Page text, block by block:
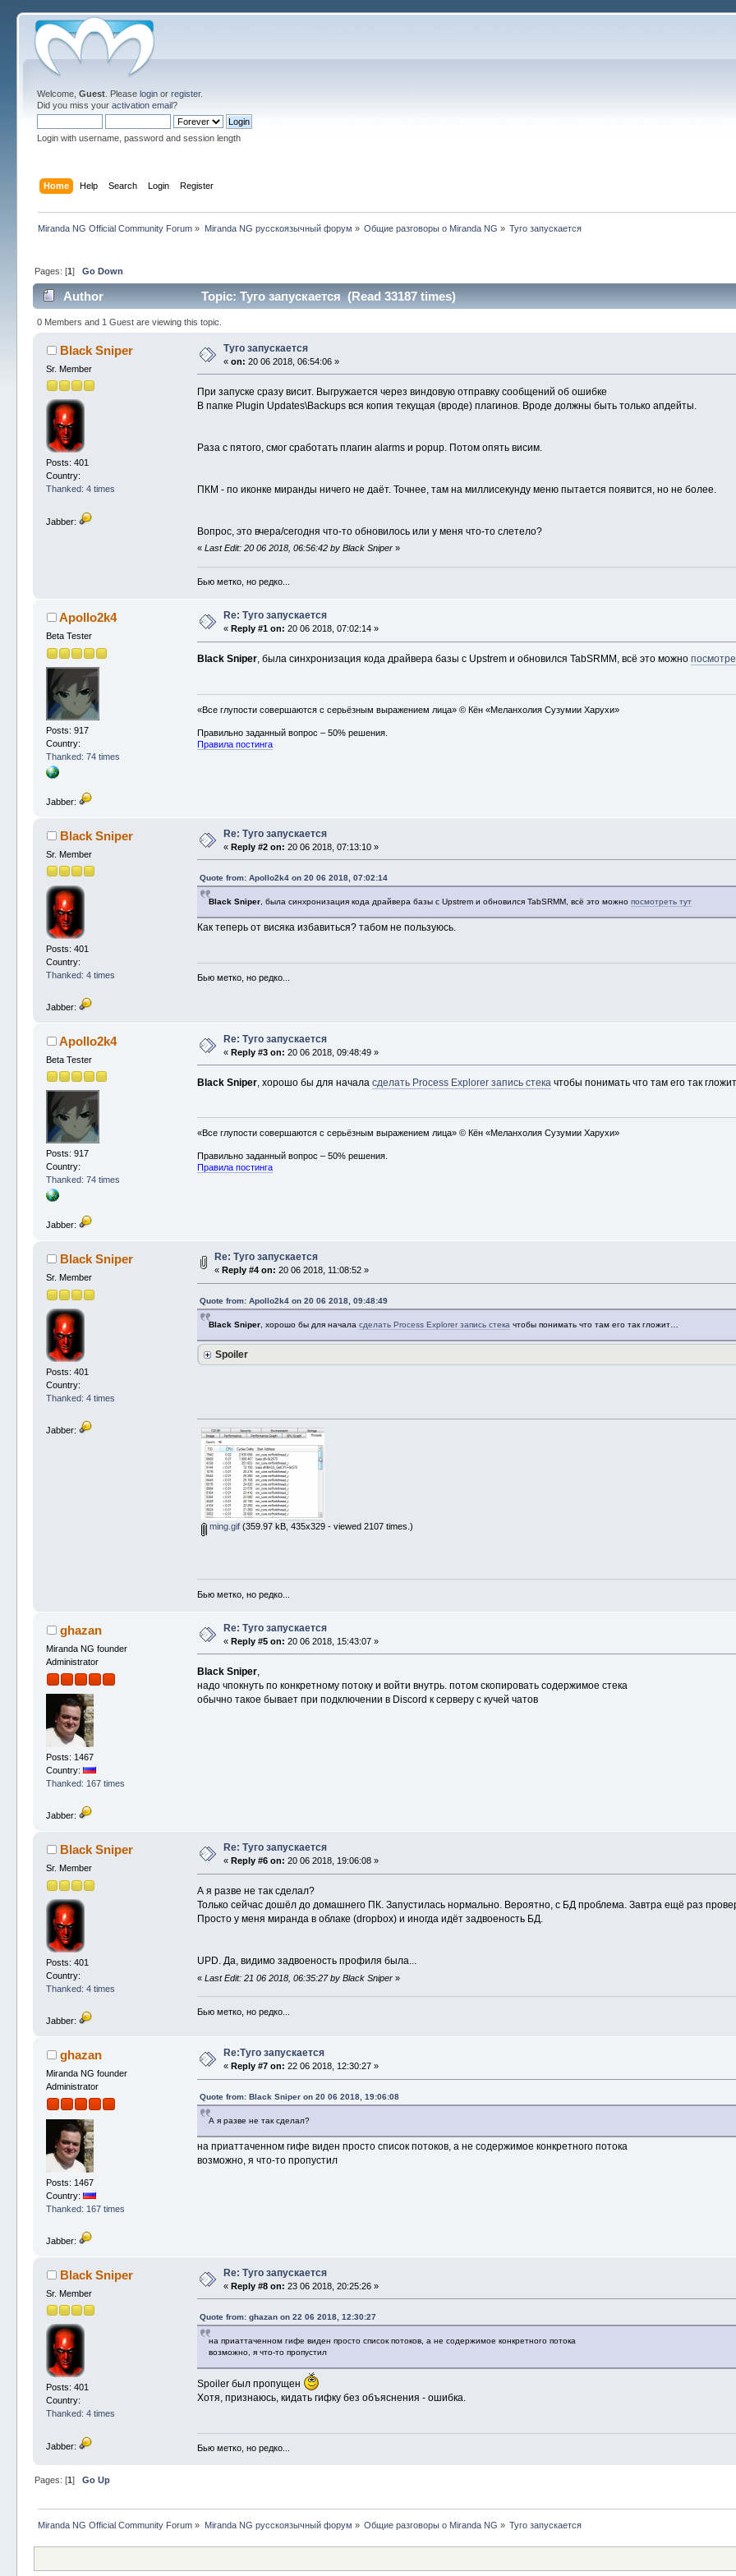
Welcome,Guest . Pleaselogin orregister.
Did you miss youractivation email?
Login with username, password and session length
Home Help Search Login Register
Miranda NG Official Community Forum » Miranda NG русскоязычный форум » Общие разговоры о Miranda NG » Туго запускается
Pages: [1]Go Down
Author Topic: Туго запускается (Read 33187 times)
0 Members and 1 Guest are viewing this topic.
Black Sniper
Sr. Member
Posts: 401
Country:
Thanked: 4 times
Jabber:
Туго запускается
«on: 20 06 2018, 06:54:06 »
При запуске сразу висит. Выгружается через виндовую отправку сообщений об ошибке
В папке Plugin Updates\Backups вся копия текущая (вроде) плагинов. Вроде должны быть только апдейты.
Раза с пятого, смог сработать плагин alarms и popup. Потом опять висим.
ПКМ - по иконке миранды ничего не даёт. Точнее, там на миллисекунду меню пытается появится, но не более.
Вопрос, это вчера/сегодня что-то обновилось или у меня что-то слетело?
« Last Edit: 20 06 2018, 06:56:42 by Black Sniper»
Бью метко, но редко...
Apollo2k4
Beta Tester
Posts: 917
Country:
Thanked: 74 times
Jabber:
Re: Туго запускается
« Reply #1 on: 20 06 2018, 07:02:14 »
Black Sniper, была синхронизация кода драйвера базы с Upstrem и обновился TabSRMM, всё это можно
«Все глупости совершаются с серьёзным выражением лица» © Кён «Меланхолия Сузумии Харухи»
Правильно заданный вопрос – 50% решения.
Правила постинга
Black Sniper
Sr. Member
Posts: 401
Country:
Thanked: 4 times
Jabber:
Re: Туго запускается
«Reply #2 on: 20 06 2018, 07:13:10 »
Quote from: Apollo2k4 on 20 06 2018, 07:02:14
Black Sniper, была синхронизация кода драйвера базы с Upstrem и обновился TabSRMM, всё это можно посмотреть тут
Как теперь от висяка избавиться? табом не пользуюсь.
Бью метко, но редко...
Apollo2k4
Beta Tester
Posts: 917
Country:
Thanked: 74 times
Jabber:
Re: Туго запускается
«Reply #3 on: 20 06 2018, 09:48:49 »
Black Sniper, хорошо бы для начала сделать Process Explorer запись стека чтобы понимать что там его так
«Все глупости совершаются с серьёзным выражением лица» © Кён «Меланхолия Сузумии Харухи»
Правильно заданный вопрос – 50% решения.
Правила постинга
Black Sniper
Sr. Member
Posts: 401
Country:
Thanked: 4 times
Jabber:
Re: Туго запускается
« Reply #4 on: 20 06 2018, 11:08:52 »
Quote from: Apollo2k4 on 20 06 2018, 09:48:49
Black Sniper, хорошо бы для начала сделать Process Explorer запись стекачтобы понимать что там его так гложит…
Spoiler
ming.gif (359.97 kB, 435x329 - viewed 2107 times.)
Бью метко, но редко...
ghazan
Miranda NG founder
Administrator
Posts: 1467
Country:
Thanked: 167 times
Jabber:
Re: Туго запускается
«Reply #5 on: 20 06 2018, 15:43:07 »
Black Sniper,
надо чпокнуть по конкретному потоку и войти внутрь. потом скопировать содержимое стека
обычно такое бывает при подключении в Discord к серверу с кучей чатов
Black Sniper
Sr. Member
Posts: 401
Country:
Thanked: 4 times
Jabber:
Re: Туго запускается
« Reply #6 on: 20 06 2018, 19:06:08 »
А я разве не так сделал?
Только сейчас дошёл до домашнего ПК. Запустилась нормально. Вероятно, с БД проблема. Завтра ещё раз
Просто у меня миранда в облаке (dropbox) и иногда идёт задвоеность БД.
UPD. Да, видимо задвоеность профиля была...
« Last Edit: 21 06 2018, 06:35:27 by Black Sniper»
Бью метко, но редко...
ghazan
Miranda NG founder
Administrator
Posts: 1467
Country:
Thanked: 167 times
Jabber:
Re:Туго запускается
«Reply #7 on: 22 06 2018, 12:30:27 »
Quote from: Black Sniper on 20 06 2018, 19:06:08
А я разве не так сделал?
на приаттаченном гифе виден просто список потоков, а не содержимое конкретного потока
возможно, я что-то пропустил
Black Sniper
Sr. Member
Posts: 401
Country:
Thanked: 4 times
Jabber:
Re: Туго запускается
«Reply #8 on: 23 06 2018, 20:25:26 »
Quote from: ghazan on 22 06 2018, 12:30:27
на приаттаченном гифе виден просто список потоков, а не содержимое конкретного потока
возможно, я что-то пропустил
Spoiler был пропущен
Хотя, признаюсь, кидать гифку без объяснения - ошибка.
Бью метко, но редко...
Pages: [1]Go Up
Miranda NG Official Community Forum » Miranda NG русскоязычный форум » Общие разговоры о Miranda NG » Туго запускается